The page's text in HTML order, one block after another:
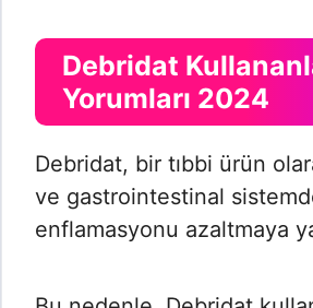
Debridat
Yorumları 2024
Debridat, bir tıbbi ürün
ve gastrointestinal
enflamasyonu azaltmaya